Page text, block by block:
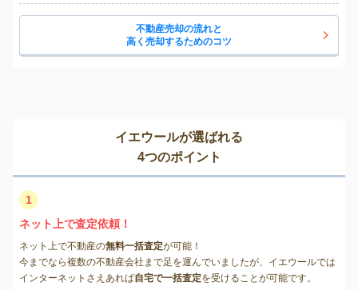
不動産売却の流れと
高く売却するためのコツ
イエウールが選ばれる
4つのポイント
1
ネット上で査定依頼！
ネット上で不動産の無料一括査定が可能！
今までなら複数の不動産会社まで足を運んでいましたが、イエウールでは
インターネットさえあれば自宅で一括査定を受けることが可能です。